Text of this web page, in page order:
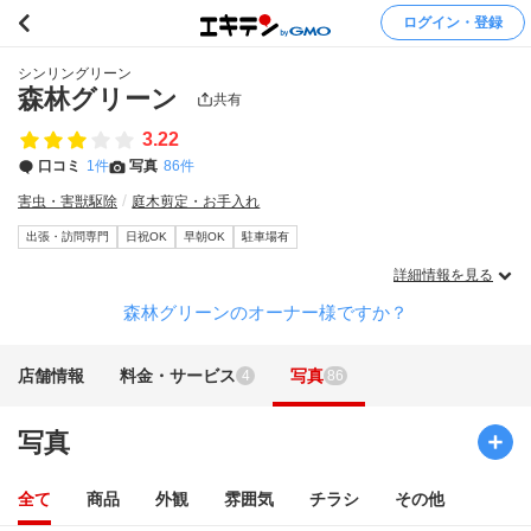
ログイン・登録
シンリングリーン
森林グリーン 共有
3.22
口コミ 1件 写真 86件
害虫・害獣駆除 庭木剪定・お手入れ
出張・訪問専門 日祝OK 早朝OK 駐車場有
詳細情報を見る
森林グリーンのオーナー様ですか？
店舗情報 料金・サービス 4 写真 86
写真
全て 商品 外観 雰囲気 チラシ その他